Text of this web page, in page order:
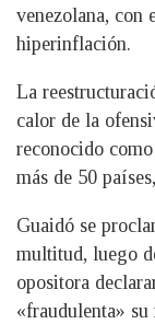
venezolana, con
hiperinflación.
La
calor de la
reconocido
más de 50
Guaidó se
multitud, luego
opositora
«fraudulenta»